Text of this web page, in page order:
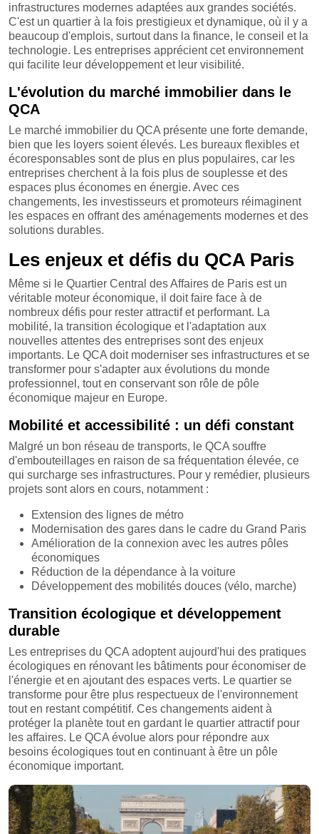
infrastructures modernes adaptées aux grandes sociétés.
C'est un quartier à la fois prestigieux et dynamique, où il y a
beaucoup d'emplois, surtout dans la finance, le conseil et la
technologie. Les entreprises apprécient cet environnement
qui facilite leur développement et leur visibilité.
L'évolution du marché immobilier dans le
QCA
Le marché immobilier du QCA présente une forte demande,
bien que les loyers soient élevés. Les bureaux flexibles et
écoresponsables sont de plus en plus populaires, car les
entreprises cherchent à la fois plus de souplesse et des
espaces plus économes en énergie. Avec ces
changements, les investisseurs et promoteurs réimaginent
les espaces en offrant des aménagements modernes et des
solutions durables.
Les enjeux et défis du QCA Paris
Même si le Quartier Central des Affaires de Paris est un
véritable moteur économique, il doit faire face à de
nombreux défis pour rester attractif et performant. La
mobilité, la transition écologique et l'adaptation aux
nouvelles attentes des entreprises sont des enjeux
importants. Le QCA doit moderniser ses infrastructures et se
transformer pour s'adapter aux évolutions du monde
professionnel, tout en conservant son rôle de pôle
économique majeur en Europe.
Mobilité et accessibilité : un défi constant
Malgré un bon réseau de transports, le QCA souffre
d'embouteillages en raison de sa fréquentation élevée, ce
qui surcharge ses infrastructures. Pour y remédier, plusieurs
projets sont alors en cours, notamment :
Extension des lignes de métro
Modernisation des gares dans le cadre du Grand Paris
Amélioration de la connexion avec les autres pôles
économiques
Réduction de la dépendance à la voiture
Développement des mobilités douces (vélo, marche)
Transition écologique et développement
durable
Les entreprises du QCA adoptent aujourd'hui des pratiques
écologiques en rénovant les bâtiments pour économiser de
l'énergie et en ajoutant des espaces verts. Le quartier se
transforme pour être plus respectueux de l'environnement
tout en restant compétitif. Ces changements aident à
protéger la planète tout en gardant le quartier attractif pour
les affaires. Le QCA évolue alors pour répondre aux
besoins écologiques tout en continuant à être un pôle
économique important.